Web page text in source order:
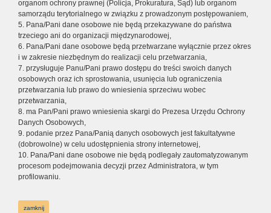
organom ochrony prawnej (Policja, Prokuratura, Sąd) lub organom
samorządu terytorialnego w związku z prowadzonym postępowaniem,
5. Pana/Pani dane osobowe nie będą przekazywane do państwa
trzeciego ani do organizacji międzynarodowej,
6. Pana/Pani dane osobowe będą przetwarzane wyłącznie przez okres
i w zakresie niezbędnym do realizacji celu przetwarzania,
7. przysługuje Panu/Pani prawo dostępu do treści swoich danych
osobowych oraz ich sprostowania, usunięcia lub ograniczenia
przetwarzania lub prawo do wniesienia sprzeciwu wobec
przetwarzania,
8. ma Pan/Pani prawo wniesienia skargi do Prezesa Urzędu Ochrony
Danych Osobowych,
9. podanie przez Pana/Panią danych osobowych jest fakultatywne
(dobrowolne) w celu udostępnienia strony internetowej,
10. Pana/Pani dane osobowe nie będą podlegały zautomatyzowanym
procesom podejmowania decyzji przez Administratora, w tym
profilowaniu.
zamknij